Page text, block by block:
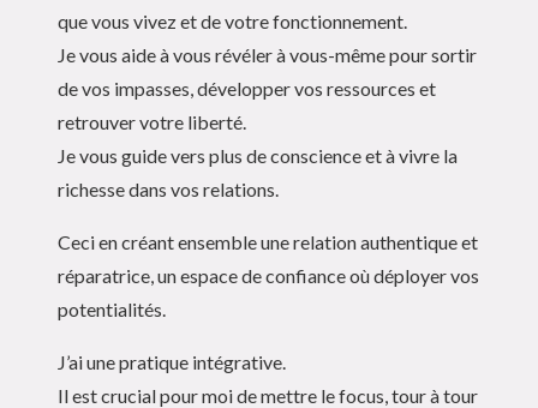
que vous vivez et de votre fonctionnement.
Je vous aide à vous révéler à vous-même pour sortir
de vos impasses, développer vos ressources et
retrouver votre liberté.
Je vous guide vers plus de conscience et à vivre la
richesse dans vos relations.
Ceci en créant ensemble une relation authentique et
réparatrice, un espace de confiance où déployer vos
potentialités.
J’ai une pratique intégrative.
Il est crucial pour moi de mettre le focus, tour à tour